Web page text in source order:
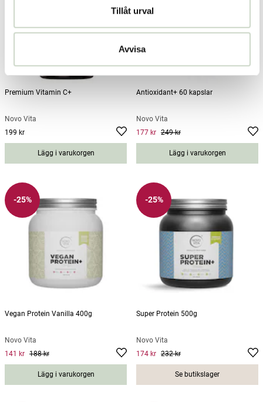
Tillåt urval
Avvisa
Premium Vitamin C+
Novo Vita
Pris:
199 kr
Lägg i varukorgen
Antioxidant+ 60 kapslar
Novo Vita
Current price
Previous
249 kr
177 kr 249 kr
Lägg i varukorgen
-25%
Vegan Protein Vanilla 400g
Novo Vita
Current price Previous price:188 kr
141 kr 188 kr
Lägg i varukorgen
-25%
Super Protein 500g
Novo Vita
Current price
Previous
232 kr
174 kr 232 kr
Se butikslager